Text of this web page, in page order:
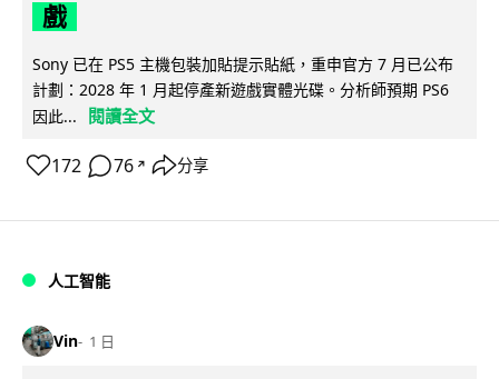
戲
Sony 已在 PS5 主機包裝加貼提示貼紙，重申官方 7 月已公布
計劃：2028 年 1 月起停產新遊戲實體光碟。分析師預期 PS6
因此...
閱讀全文
172 76 ↗ 分享
人工智能
Vin 1 日